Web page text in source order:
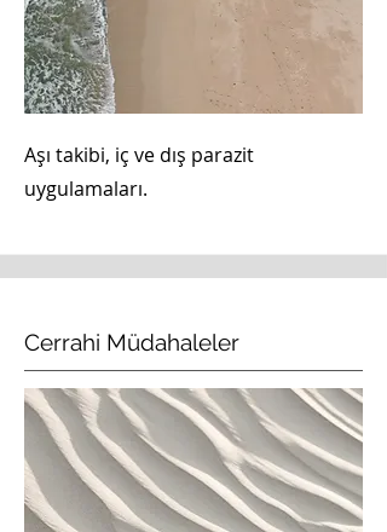
Aşı takibi, iç ve dış parazit
uygulamaları.
Cerrahi Müdahaleler